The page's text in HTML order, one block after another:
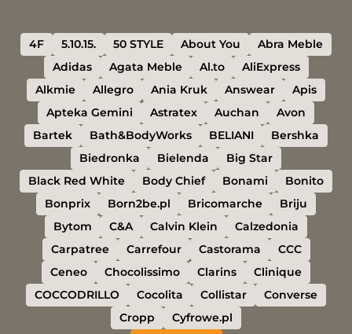
4F 5.10.15. 50 STYLE About You
Abra Meble
Adidas
Agata Meble Al.to
AliExpress
Alkmie
Allegro Ania Kruk Answear
Apis
Apteka Gemini
Astratex Auchan
Avon
Bartek
Bath&BodyWorks BELIANI
Bershka
Biedronka
Bielenda
Big Star
Black Red White
Body Chief Bonami
Bonito
Bonprix
Born2be.pl Bricomarche
Briju
Bytom
C&A Calvin Klein
Calzedonia
Carpatree
Carrefour Castorama
CCC
Ceneo
Chocolissimo Clarins
Clinique
COCCODRILLO
Cocolita Collistar
Converse
Cropp
Cyfrowe.pl